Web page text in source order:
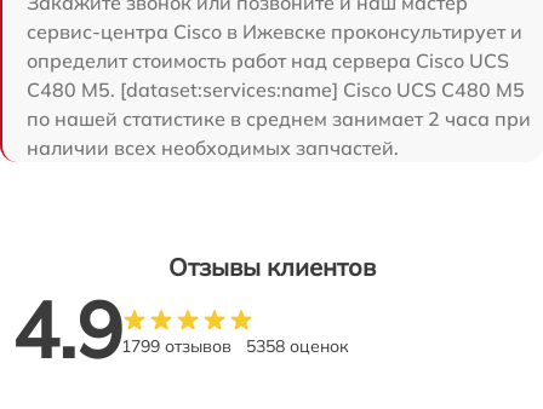
сервис-центра Cisco в Ижевске проконсультирует и
определит стоимость работ над сервера Cisco UCS
C480 M5. [dataset:services:name] Cisco UCS C480 M5
по нашей статистике в среднем занимает 2 часа при
наличии всех необходимых запчастей.
Отзывы клиентов
4.91799 отзывов 5358 оценок